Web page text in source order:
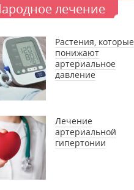
лечение
Растения, которые
понижают
артериальное
давление
Лечение
артериальной
гипертонии